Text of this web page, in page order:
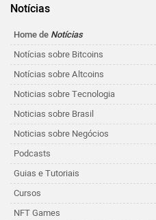
Notícias
Home de Notícias
Notícias sobre Bitcoins
Notícias sobre Altcoins
Noticias sobre Tecnologia
Noticias sobre Brasil
Noticias sobre Negócios
Podcasts
Guias e Tutoriais
Cursos
NFT Games